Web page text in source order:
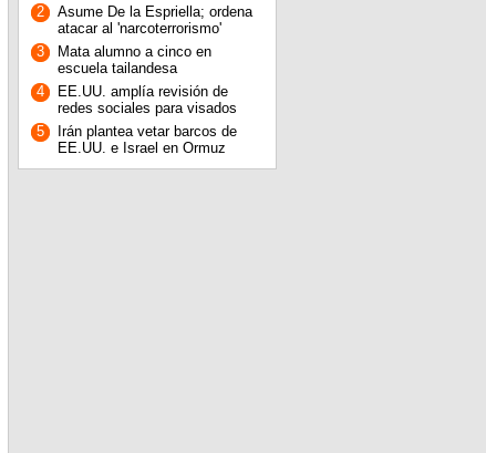
2
Asume De la Espriella; ordena
atacar al 'narcoterrorismo'
3
Mata alumno a cinco en
escuela tailandesa
4
EE.UU. amplía revisión de
redes sociales para visados
5
Irán plantea vetar barcos de
EE.UU. e Israel en Ormuz